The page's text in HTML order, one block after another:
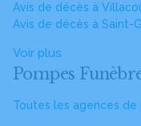
Avis de décès à
Avis de décès à Saint-
Voir plus
Pompes
Toutes les agences